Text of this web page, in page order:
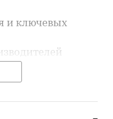
и ключевых
цинкового